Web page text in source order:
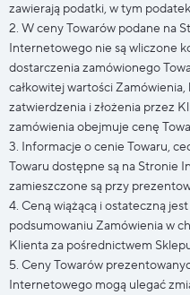
zawierają podatki, w tym
2. W ceny Towarów podane na
Internetowego nie są wliczone
dostarczenia zamówionego
całkowitej wartości
zatwierdzenia i złożenia przez
zamówienia obejmuje cenę
3. Informacje o cenie Towaru,
Towaru dostępne są na Stronie
zamieszczone są przy
4. Ceną wiążącą i ostateczną
podsumowaniu Zamówienia w
Klienta za pośrednictwem
5. Ceny Towarów
Internetowego mogą ulegać